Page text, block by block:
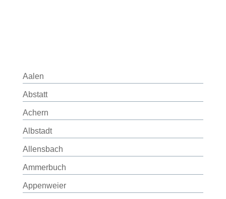
Aalen
Abstatt
Achern
Albstadt
Allensbach
Ammerbuch
Appenweier